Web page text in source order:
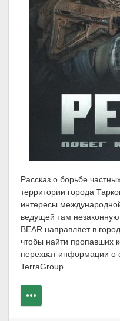
Рассказ о борьбе
территории города
интересы
ведущей там
BEAR направляет в
чтобы найти пропавших
перехват информации о
TerraGroup.